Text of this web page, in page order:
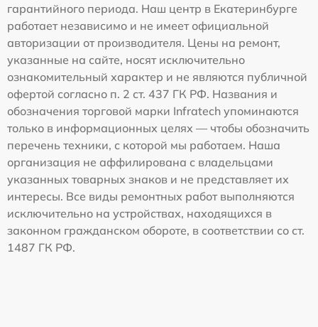
гарантийного периода. Наш центр в Екатеринбурге
работает независимо и не имеет официальной
авторизации от производителя. Цены на ремонт,
указанные на сайте, носят исключительно
ознакомительный характер и не являются публичной
офертой согласно п. 2 ст. 437 ГК РФ. Названия и
обозначения торговой марки Infratech упоминаются
только в информационных целях — чтобы обозначить
перечень техники, с которой мы работаем. Наша
организация не аффилирована с владельцами
указанных товарных знаков и не представляет их
интересы. Все виды ремонтных работ выполняются
исключительно на устройствах, находящихся в
законном гражданском обороте, в соответствии со ст.
1487 ГК РФ.